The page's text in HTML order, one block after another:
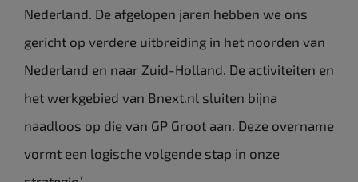
Nederland. De afgelopen jaren hebben we ons
gericht op verdere uitbreiding in het noorden van
Nederland en naar Zuid-Holland. De activiteiten en
het werkgebied van Bnext.nl sluiten bijna
naadloos op die van GP Groot aan. Deze overname
vormt een logische volgende stap in onze